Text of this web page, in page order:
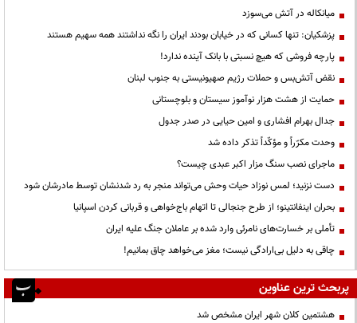
میانکاله در آتش می‌سوزد
پزشکیان: تنها کسانی که در خیابان بودند ایران را نگه نداشتند همه سهیم هستند
پارچه فروشی که هیچ نسبتی با بانک آینده ندارد!
نقض آتش‌بس و حملات رژیم صهیونیستی به جنوب لبنان
حمایت از هشت هزار نوآموز سیستان و بلوچستانی
جدال بهرام افشاری و امین حیایی در صدر جدول
وحدت مکرّراً و مؤکّداً تذکر داده شد
ماجرای نصب سنگ مزار اکبر عبدی چیست؟
دست نزنید؛ لمس نوزاد حیات وحش می‌تواند منجر به رد شدنشان توسط مادرشان شود
بحران اینفانتینو؛ از طرح جنجالی تا اتهام باج‌خواهی و قربانی کردن اسپانیا
تأملی بر خسارت‌های نامرئی وارد شده بر عاملان جنگ علیه ایران
چاقی به دلیل بی‌ارادگی نیست؛ مغز می‌خواهد چاق بمانیم!
پربحث ترین عناوین
هشتمین کلان شهر ایران مشخص شد